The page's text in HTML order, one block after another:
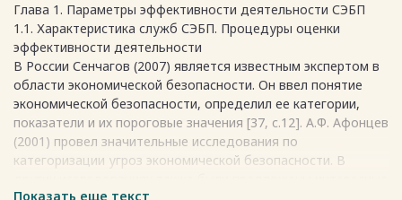
аспекты.
Нормативные документы российского законодательства о
системе безопасности подчеркивают иерархическую
взаимосвязь и подчиненность категорий национальной,
экономической и финансовой безопасности. Однако в этих
документах отсутствует конкретное определение понятия
финансовой устойчивости.
Глава 1. Параметры эффективности деятельности СЭБП
1.1. Характеристика служб СЭБП. Процедуры оценки
эффективности деятельности
В России Сенчагов (2007) является известным экспертом в
области экономической безопасности. Он ввел понятие
экономической безопасности, определил ее категории,
показатели и их пороговые значения [37, c.12]. А.Ф. Афонцев
(2001) провел значительные исследования по
категоризации угроз экономической безопасности. В
Показать еще текст